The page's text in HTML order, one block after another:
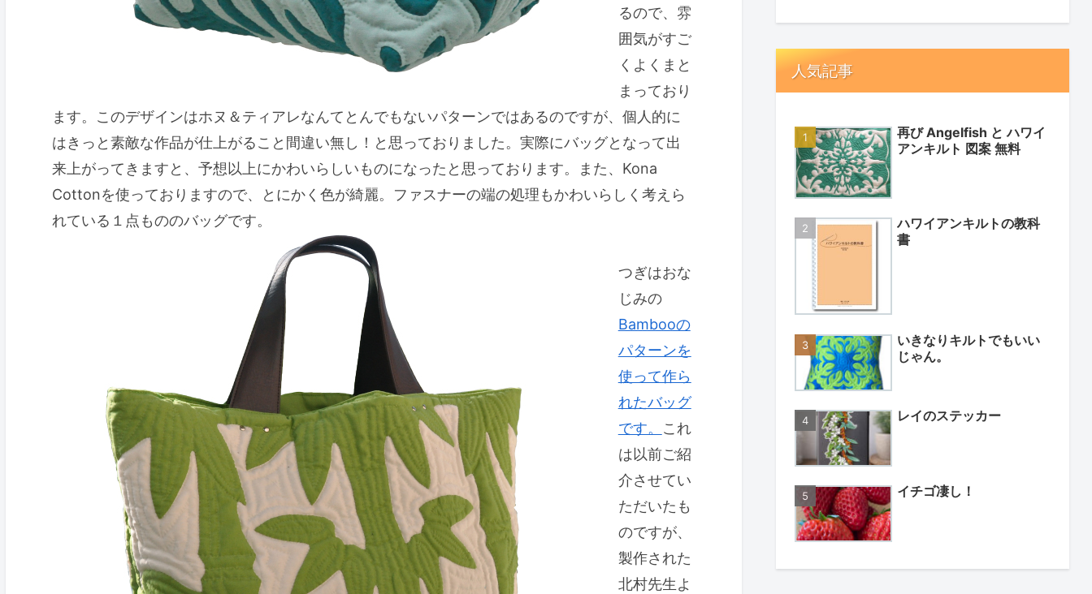
るので、雰
囲気がすご
くよくまと
まっており
ます。このデザインはホヌ＆ティアレなんてとんでもないパターンではあるのですが、個人的に
はきっと素敵な作品が仕上がること間違い無し！と思っておりました。実際にバッグとなって出
来上がってきますと、予想以上にかわいらしいものになったと思っております。また、Kona
Cottonを使っておりますので、とにかく色が綺麗。ファスナーの端の処理もかわいらしく考えら
れている１点もののバッグです。
つぎはおな
じみの
Bambooの
パターンを
使って作ら
れたバッグ
です。
これ
は以前ご紹
介させてい
ただいたも
のですが、
製作された
北村先生よ
人気記事
再び Angelfish と ハワイ
アンキルト 図案 無料
ハワイアンキルトの教科
書
いきなりキルトでもいい
じゃん。
レイのステッカー
イチゴ凄し！